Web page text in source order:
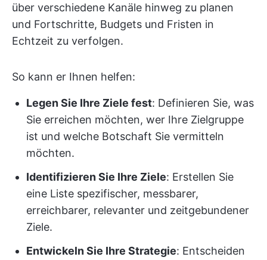
über verschiedene Kanäle hinweg zu planen
und Fortschritte, Budgets und Fristen in
Echtzeit zu verfolgen.
So kann er Ihnen helfen:
Legen Sie Ihre Ziele fest: Definieren Sie, was
Sie erreichen möchten, wer Ihre Zielgruppe
ist und welche Botschaft Sie vermitteln
möchten.
Identifizieren Sie Ihre Ziele: Erstellen Sie
eine Liste spezifischer, messbarer,
erreichbarer, relevanter und zeitgebundener
Ziele.
Entwickeln Sie Ihre Strategie: Entscheiden